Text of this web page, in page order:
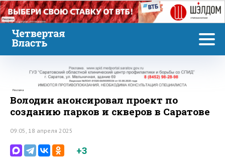
Реклама
Реклама
Володин анонсировал проект по
созданию парков и скверов в Саратове
09:05, 18 апреля 2025
+3